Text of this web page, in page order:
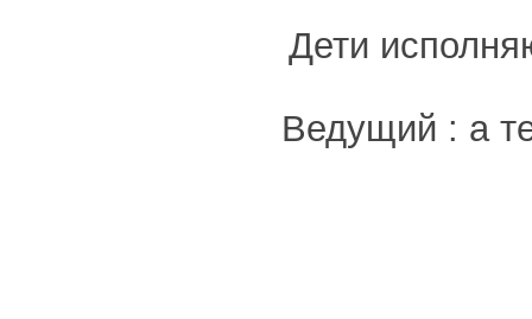
Дети
Ведущий : а